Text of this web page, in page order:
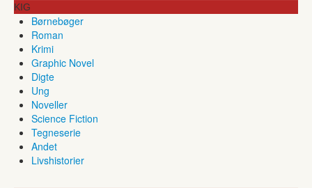
KIG
Børnebøger
Roman
Krimi
Graphic Novel
Digte
Ung
Noveller
Science Fiction
Tegneserie
Andet
Livshistorier